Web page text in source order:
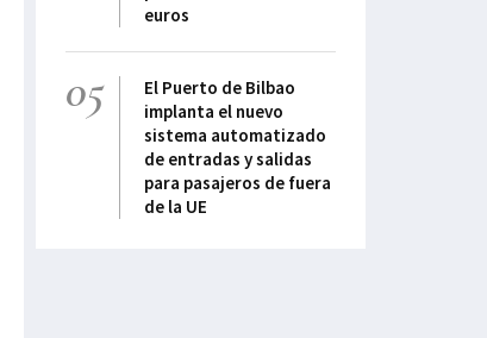
euros
05
El Puerto de Bilbao
implanta el nuevo
sistema automatizado
de entradas y salidas
para pasajeros de fuera
de la UE